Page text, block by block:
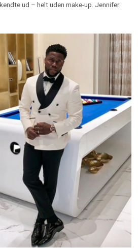
ud – helt uden make-up. Jennifer